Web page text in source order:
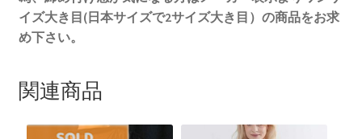
イズ大き目(日本サイズで2サイズ大き目）の商品をお求
め下さい。
関連商品